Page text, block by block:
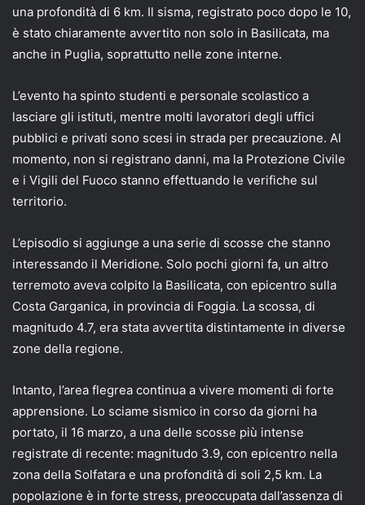
una profondità di 6 km. Il sisma, registrato poco dopo le 10,
è stato chiaramente avvertito non solo in Basilicata, ma
anche in Puglia, soprattutto nelle zone interne.
L’evento ha spinto studenti e personale scolastico a
lasciare gli istituti, mentre molti lavoratori degli uffici
pubblici e privati sono scesi in strada per precauzione. Al
momento, non si registrano danni, ma la Protezione Civile
e i Vigili del Fuoco stanno effettuando le verifiche sul
territorio.
L’episodio si aggiunge a una serie di scosse che stanno
interessando il Meridione. Solo pochi giorni fa, un altro
terremoto aveva colpito la Basilicata, con epicentro sulla
Costa Garganica, in provincia di Foggia. La scossa, di
magnitudo 4.7, era stata avvertita distintamente in diverse
zone della regione.
Intanto, l’area flegrea continua a vivere momenti di forte
apprensione. Lo sciame sismico in corso da giorni ha
portato, il 16 marzo, a una delle scosse più intense
registrate di recente: magnitudo 3.9, con epicentro nella
zona della Solfatara e una profondità di soli 2,5 km. La
popolazione è in forte stress, preoccupata dall’assenza di